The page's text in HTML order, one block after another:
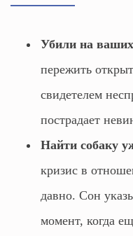
Убили на ваших
пережить
свидетелем
пострадает
Найти собаку
кризис в
давно. Сон
момент, когда